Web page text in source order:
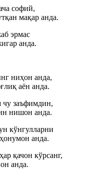
софий,
мақар анда.
эрмас
анда.
ниҳон анда,
аён анда.
чу заъфимдин,
нишон анда.
кўнгулларни
анда.
қачон кўрсанг,
анда.